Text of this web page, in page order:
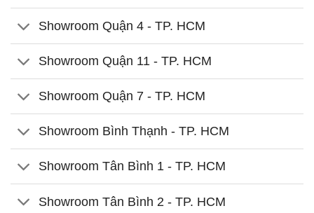
Showroom Quận 4 - TP. HCM
Showroom Quận 11 - TP. HCM
Showroom Quận 7 - TP. HCM
Showroom Bình Thạnh - TP. HCM
Showroom Tân Bình 1 - TP. HCM
Showroom Tân Bình 2 - TP. HCM